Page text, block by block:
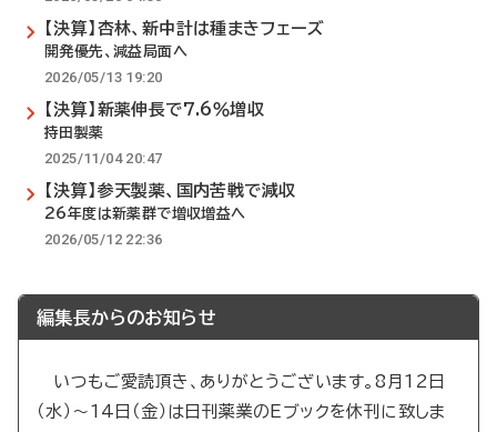
【決算】杏林、新中計は種まきフェーズ
開発優先、減益局面へ
2026/05/13 19:20
【決算】新薬伸長で7.6％増収
持田製薬
2025/11/04 20:47
【決算】参天製薬、国内苦戦で減収
26年度は新薬群で増収増益へ
2026/05/12 22:36
編集長からのお知らせ
いつもご愛読頂き、ありがとうございます。8月12日
（水）～14日（金）は日刊薬業のEブックを休刊に致しま